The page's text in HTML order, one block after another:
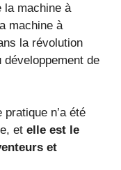
la machine à
machine à
la révolution
de
n’a été
et elle est le
et